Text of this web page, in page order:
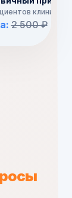
клиники)
2 500 ₽